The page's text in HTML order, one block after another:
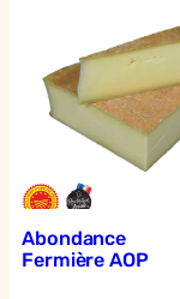
Abondance
Fermière AOP